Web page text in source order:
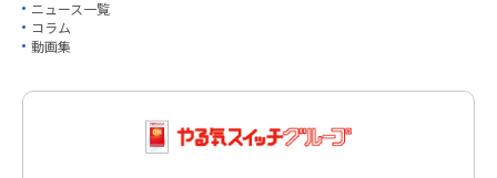
ニュース一覧
コラム
動画集